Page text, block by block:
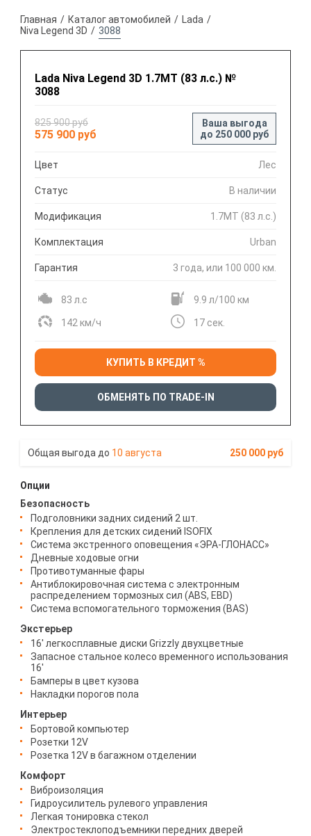
Главная Каталог автомобилей
Lada
Niva Legend 3D
3088
Lada Niva Legend 3D 1.7МТ (83 л.с.) №
3088
825 900 руб
575 900 руб
Ваша выгода
до 250 000 руб
Цвет Лес
Статус В наличии
Модификация 1.7МТ (83 л.с.)
Комплектация Urban
Гарантия 3 года, или 100 000 км.
83 л.с 9.9 л/100 км
142 км/ч 17 сек.
КУПИТЬ В КРЕДИТ %
ОБМЕНЯТЬ ПО TRADE-IN
10 августа 250 000 руб
Опции
Безопасность
Подголовники задних сидений 2 шт.
Крепления для детских сидений ISOFIX
Система экстренного оповещения «ЭРА-ГЛОНАСС»
Дневные ходовые огни
Противотуманные фары
Антиблокировочная система с электронным
распределением тормозных сил (ABS, EBD)
Система вспомогательного торможения (BAS)
Экстерьер
16' легкосплавные диски Grizzly двухцветные
Запасное стальное колесо временного использования
16'
Бамперы в цвет кузова
Накладки порогов пола
Интерьер
Бортовой компьютер
Розетки 12V
Розетка 12V в багажном отделении
Комфорт
Виброизоляция
Гидроусилитель рулевого управления
Легкая тонировка стекол
Электростеклоподъемники передних дверей